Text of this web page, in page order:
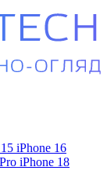
iPhone 16
iPhone 18